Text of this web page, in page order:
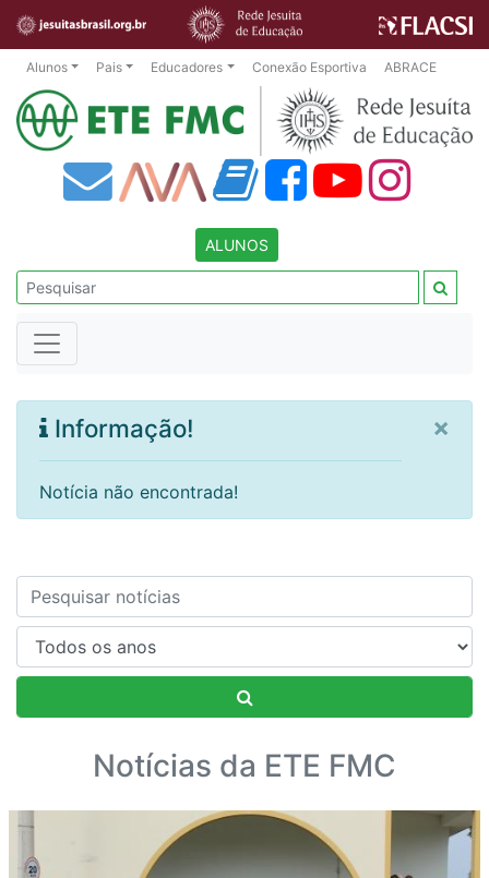
Alunos Pais Educadores Conexão Esportiva ABRACE
ALUNOS
×
Informação!
Notícia não encontrada!
Nome
Notícias da ETE FMC